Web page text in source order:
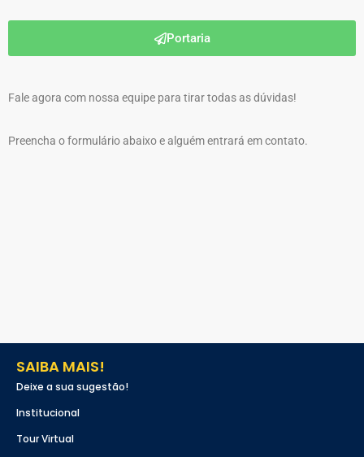
Portaria
Fale agora com nossa equipe para tirar todas as dúvidas!
Preencha o formulário abaixo e alguém entrará em contato.
SAIBA MAIS!
Deixe a sua sugestão!
Institucional
Tour Virtual